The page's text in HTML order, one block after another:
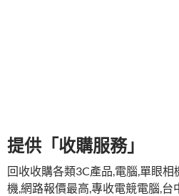
提供「收購服務」
回收收購各類3C產品,電腦,單眼相
機,網路報價最高,專收電競電腦,台